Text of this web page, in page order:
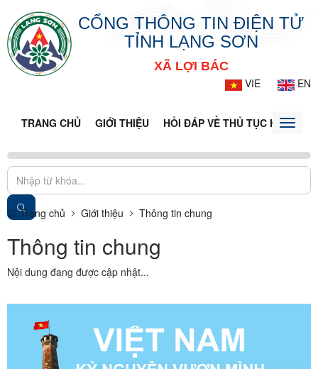
CỔNG THÔNG TIN ĐIỆN TỬ
TỈNH LẠNG SƠN
XÃ LỢI BÁC
VIE
EN
TRANG CHỦ GIỚI THIỆU HỎI ĐÁP VỀ THỦ TỤC HÀNHToggle
Trang chủ Giới thiệu Thông tin chung
Thông tin chung
Nội dung đang được cập nhật...